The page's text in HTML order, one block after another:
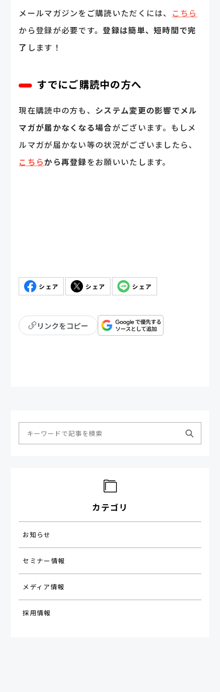
メールマガジンをご購読いただくには、 こちら
から登録が必要です。登録は簡単、短時間で完
了 します！
すでにご購読中の方へ
現在購読中の方も、 システム変更の影響でメル
マガが届かなくなる場合がございます。もしメ
ルマガが届かない等の状況がございましたら、
こちらから再登録をお願いいたします。
シェア シェア シェア
リンクをコピー
カテゴリ
お知らせ
セミナー情報
メディア情報
採用情報